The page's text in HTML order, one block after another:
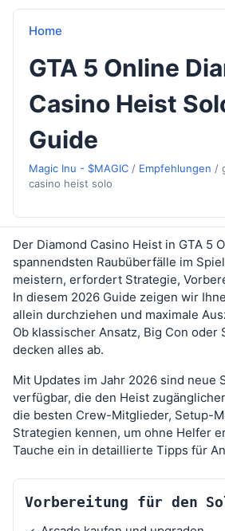
Home
GTA 5 Online
Casino Heist
Guide
Magic Inu - $MAGIC / Empfehlungen /
casino heist solo
Der Diamond Casino Heist in GTA 5
spannendsten Raubüberfälle im
meistern, erfordert Strategie,
In diesem 2026 Guide zeigen wir
allein durchziehen und maximale
Ob klassischer Ansatz, Big Con oder
decken alles ab.
Mit Updates im Jahr 2026 sind neue
verfügbar, die den Heist
die besten Crew-Mitglieder, Setup-
Strategien kennen, um ohne Helfer
Tauche ein in detaillierte Tipps für
Vorbereitung für den